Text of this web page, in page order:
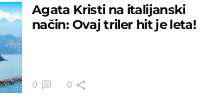
Agata Kristi na italijanski
način: Ovaj triler hit je leta!
0 0